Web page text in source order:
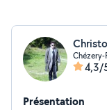
Chézery-
4,3/
Présentation